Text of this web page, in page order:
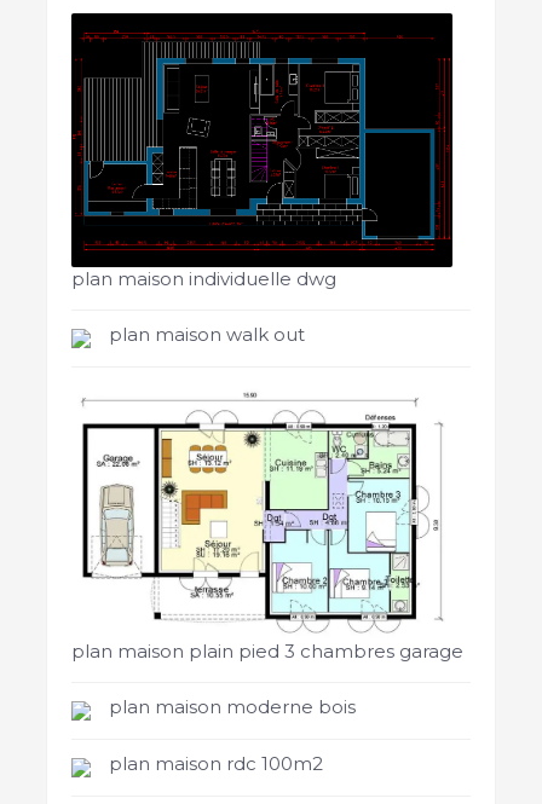
plan maison individuelle dwg
plan maison walk out
plan maison plain pied 3 chambres garage
plan maison moderne bois
plan maison rdc 100m2